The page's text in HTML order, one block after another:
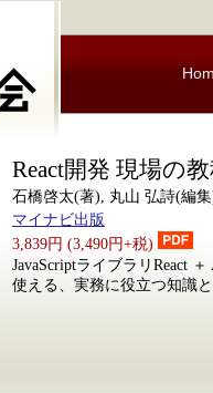
React開発 現場の
石橋啓太(著), 丸山 弘詩(編
マイナビ出版
3,839円 (3,490円+税)
JavaScriptライブラリReact
使える、実務に役立つ知識